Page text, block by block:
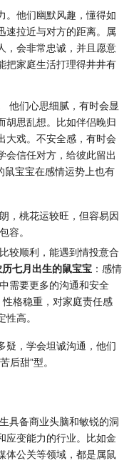
。他们幽默风趣，懂得如
速拉近与对方的距离。属
，会非常忠诚，并且愿意
把家庭生活打理得井井有
他们心思细腻，有时会显
胡思乱想。比如伴侣晚归
大戏。不安全感，有时会
会信任对方，给彼此留出
鼠宝宝在感情运势 上也有
，桃花运较旺，但容易因
容。
较顺利，能遇到情投意合
历七月出生的鼠宝宝 ：感情
需要更多的沟通和安全
格稳重，对家庭责任感
性高。
疑，学会坦诚沟通，他们
后甜”型。
具备商业头脑和敏锐的洞
应变能力的行业。比如金
体公关等领域，都是属鼠